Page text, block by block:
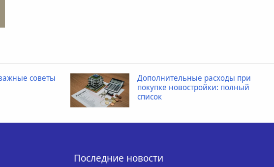
советы
Дополнительные расходы при
покупке новостройки: полный
список
Последние новости